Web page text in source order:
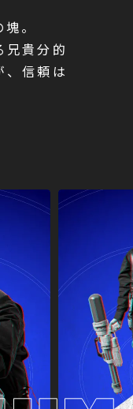
。
兄貴分的
、信頼は